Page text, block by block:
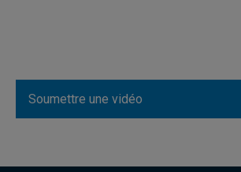
Soumettre une vidéo